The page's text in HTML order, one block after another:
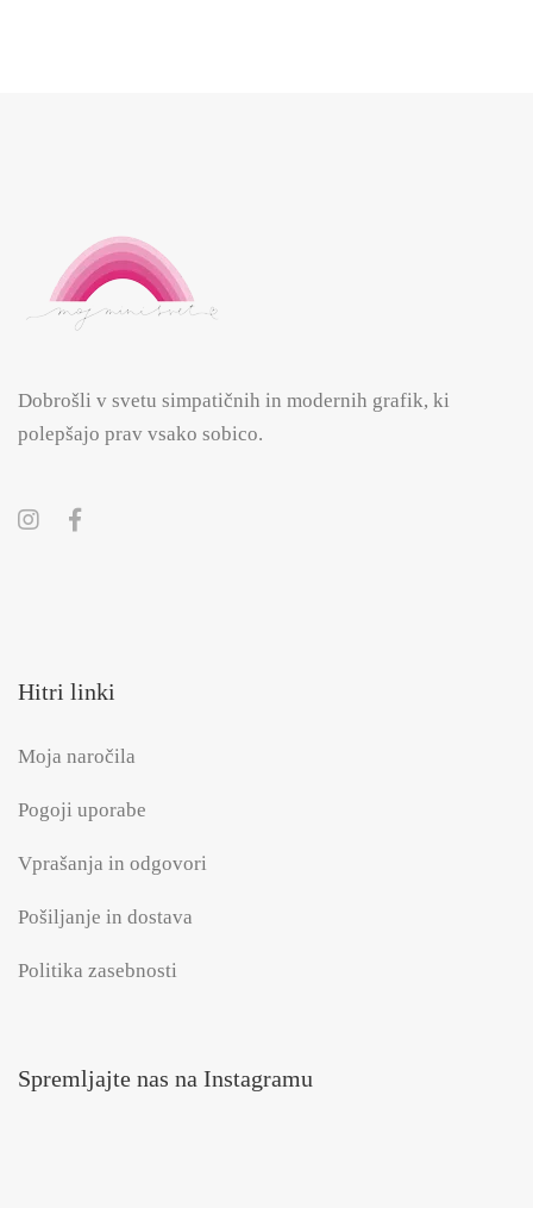
Dobrošli v svetu simpatičnih in modernih grafik, ki
polepšajo prav vsako sobico.
Hitri linki
Moja naročila
Pogoji uporabe
Vprašanja in odgovori
Pošiljanje in dostava
Politika zasebnosti
Spremljajte nas na Instagramu